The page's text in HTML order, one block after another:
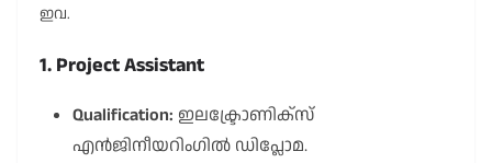
ഇവ.
1. Project Assistant
Qualification: ഇലക്ട്രോണിക്സ്
എൻജിനീയറിംഗിൽ ഡിപ്ലോമ.